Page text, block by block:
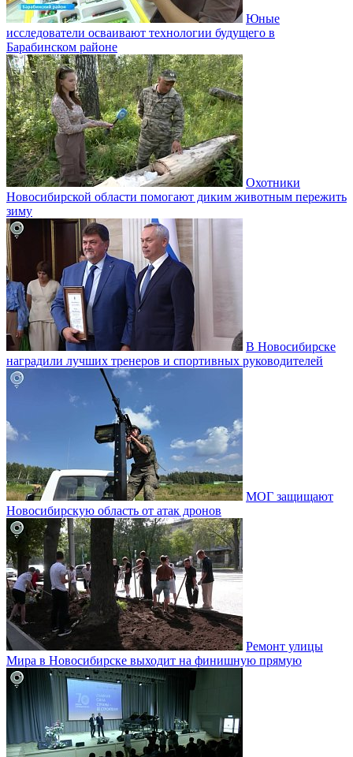
Юные
исследователи осваивают технологии будущего в
Барабинском районе
Охотники
Новосибирской области помогают диким животным пережить
зиму
В Новосибирске
наградили лучших тренеров и спортивных руководителей
МОГ защищают
Новосибирскую область от атак дронов
Ремонт улицы
Мира в Новосибирске выходит на финишную прямую